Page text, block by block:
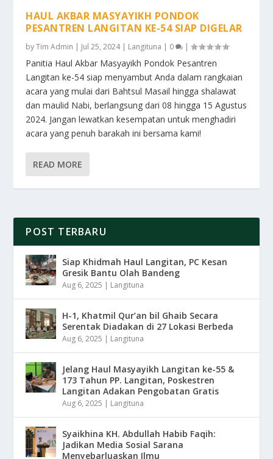
HAUL AKBAR MASYAYIKH PONDOK
PESANTREN LANGITAN KE-54 SIAP DIGELAR
byTim Admin | Jul 25, 2024| Langituna | 0 |
Panitia Haul Akbar Masyayikh Pondok Pesantren
Langitan ke-54 siap menyambut Anda dalam rangkaian
acara yang mulai dari Bahtsul Masail hingga shalawat
dan maulid Nabi, berlangsung dari 08 hingga 15 Agustus
2024. Jangan lewatkan kesempatan untuk menghadiri
acara yang penuh barakah ini bersama kami!
READ MORE
POST TERBARU
Siap Khidmah Haul Langitan, PC Kesan
Gresik Bantu Olah Bandeng
Aug 6, 2025 | Langituna
H-1, Khatmil Qur’an bil Ghaib Secara
Serentak Diadakan di 27 Lokasi Berbeda
Aug 6, 2025 | Langituna
Jelang Haul Masyayikh Langitan ke-55 &
173 Tahun PP. Langitan, Poskestren
Langitan Adakan Pengobatan Gratis
Aug 6, 2025 | Langituna
Syaikhina KH. Abdullah Habib Faqih:
Jadikan Media Sosial Sarana
Menyebarluaskan Ilmu